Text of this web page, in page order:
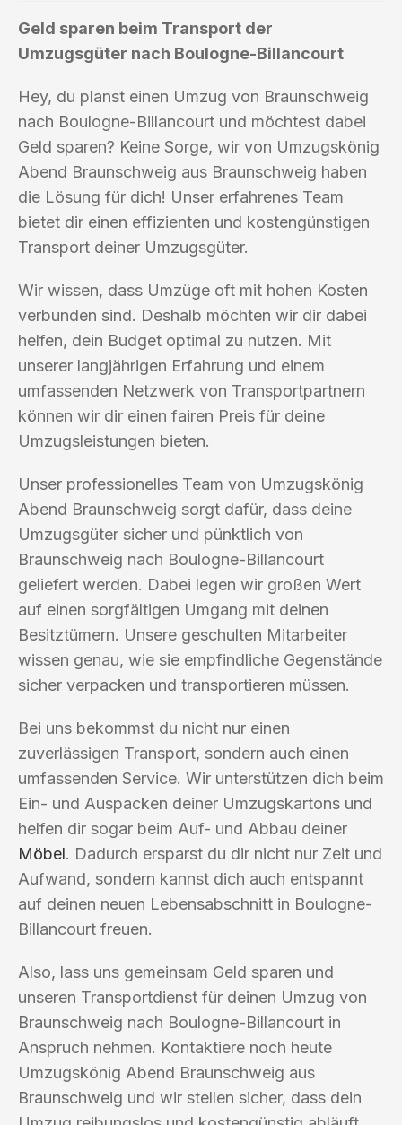
Geld sparen beim Transport der
Umzugsgüter nach Boulogne-Billancourt
Hey, du planst einen Umzug von Braunschweig
nach Boulogne-Billancourt und möchtest dabei
Geld sparen? Keine Sorge, wir von Umzugskönig
Abend Braunschweig aus Braunschweig haben
die Lösung für dich! Unser erfahrenes Team
bietet dir einen effizienten und kostengünstigen
Transport deiner Umzugsgüter.
Wir wissen, dass Umzüge oft mit hohen Kosten
verbunden sind. Deshalb möchten wir dir dabei
helfen, dein Budget optimal zu nutzen. Mit
unserer langjährigen Erfahrung und einem
umfassenden Netzwerk von Transportpartnern
können wir dir einen fairen Preis für deine
Umzugsleistungen bieten.
Unser professionelles Team von Umzugskönig
Abend Braunschweig sorgt dafür, dass deine
Umzugsgüter sicher und pünktlich von
Braunschweig nach Boulogne-Billancourt
geliefert werden. Dabei legen wir großen Wert
auf einen sorgfältigen Umgang mit deinen
Besitztümern. Unsere geschulten Mitarbeiter
wissen genau, wie sie empfindliche Gegenstände
sicher verpacken und transportieren müssen.
Bei uns bekommst du nicht nur einen
zuverlässigen Transport, sondern auch einen
umfassenden Service. Wir unterstützen dich beim
Ein- und Auspacken deiner Umzugskartons und
helfen dir sogar beim Auf- und Abbau deiner
Möbel. Dadurch ersparst du dir nicht nur Zeit und
Aufwand, sondern kannst dich auch entspannt
auf deinen neuen Lebensabschnitt in Boulogne-
Billancourt freuen.
Also, lass uns gemeinsam Geld sparen und
unseren Transportdienst für deinen Umzug von
Braunschweig nach Boulogne-Billancourt in
Anspruch nehmen. Kontaktiere noch heute
Umzugskönig Abend Braunschweig aus
Braunschweig und wir stellen sicher, dass dein